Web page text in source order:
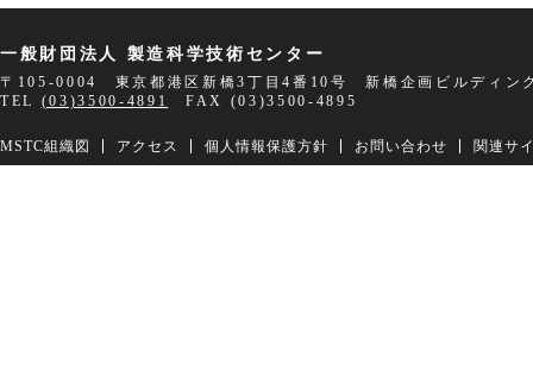
一般財団法人 製造科学技術センター
〒105-0004 東京都港区新橋3丁目4番10号 新橋企画ビルディン
TEL (03)3500-4891 FAX (03)3500-4895
MSTC組織図 アクセス 個人情報保護方針 お問い合わせ 関連サ